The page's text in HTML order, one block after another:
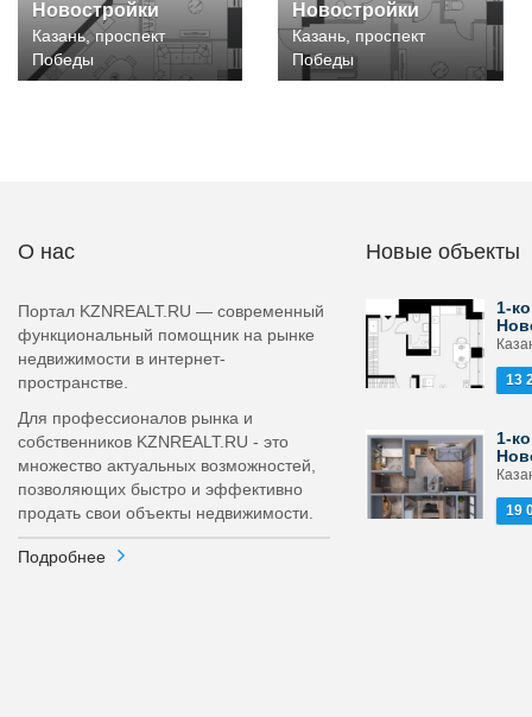
Новостройки
Казань, проспект
Победы
Новостройки
Казань, проспект
Победы
О нас
Портал KZNREALT.RU — современный
функциональный помощник на рынке
недвижимости в интернет-
пространстве.
Для профессионалов рынка и
собственников KZNREALT.RU - это
множество актуальных возможностей,
позволяющих быстро и эффективно
продать свои объекты недвижимости.
Подробнее
Новые объекты
1-
13
1-
19